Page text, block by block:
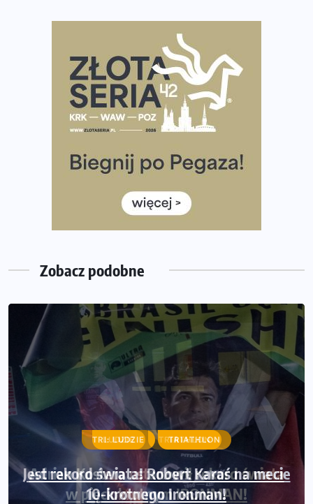
Rozbiegany Olsztyn szykuje się na weekend z
półmaratonem
Już w tę sobotę 35. Bieg Powstania Warszawskiego.
Wystartuje rekordowa liczba uczestników
35. Bieg Powstania Warszawskiego – praktyczny
Ile razy w tygodniu biegać? 3 treningi wystarczą? Jak
często biegać, żeby robić postępy
Już w ten weekend! Przed nami Nocny Portowy Maraton
i Półmaraton Szczeciński. Wszystko, co warto wiedzieć
Zobacz podobne
LUDZIE TRIATHLON
Adrian Kostera ustanowił rekord świata
w pięciokrotnym IRONMAN!